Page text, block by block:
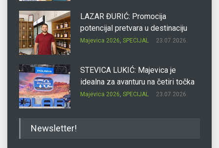
LAZAR ĐURIĆ: Promocija
potencijal pretvara u destinaciju
Majevica 2026, SPECIJAL 23.07.2026.
STEVICA LUKIĆ: Majevica je
idealna za avanturu na četiri točka
Majevica 2026, SPECIJAL 23.07.2026.
Newsletter!